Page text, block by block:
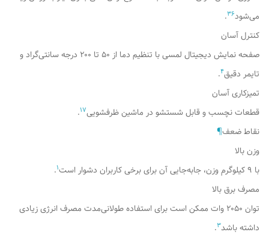
می‌شود 36
.
کنترل آسان
صفحه نمایش دیجیتال لمسی با تنظیم دما از ۵۰ تا ۲۰۰ درجه سانتی‌گراد و
تایمر دقیق4
.
تمیزکاری آسان
قطعات نچسب و قابل شستشو در ماشین ظرفشویی 17
.
نقاط ضعف¶
وزن بالا
با ۹ کیلوگرم وزن، جابه‌جایی آن برای برخی کاربران دشوار است
1
.
مصرف برق بالا
توان ۲۰۵۰ وات ممکن است برای استفاده طولانی‌مدت مصرف انرژی زیادی
داشته باشد3
.